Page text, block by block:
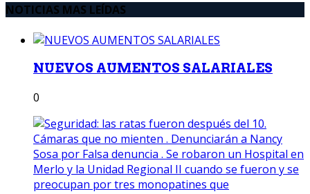
NOTICIAS MAS LEÍDAS
NUEVOS AUMENTOS SALARIALES
0